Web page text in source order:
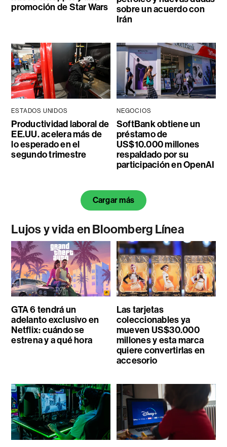
promoción de Star Wars
sobre un acuerdo con
Irán
ESTADOS UNIDOS
Productividad laboral de
EE.UU. acelera más de
lo esperado en el
segundo trimestre
NEGOCIOS
SoftBank obtiene un
préstamo de
US$10.000 millones
respaldado por su
participación en OpenAI
Cargar más
Lujos y vida en Bloomberg Línea
GTA 6 tendrá un
adelanto exclusivo en
Netflix: cuándo se
estrena y a qué hora
Las tarjetas
coleccionables ya
mueven US$30.000
millones y esta marca
quiere convertirlas en
accesorio